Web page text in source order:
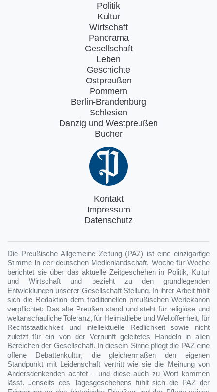
Politik
Kultur
Wirtschaft
Panorama
Gesellschaft
Leben
Geschichte
Ostpreußen
Pommern
Berlin-Brandenburg
Schlesien
Danzig und Westpreußen
Bücher
Kontakt
Impressum
Datenschutz
Die Preußische Allgemeine Zeitung (PAZ) ist eine einzigartige
Stimme in der deutschen Medienlandschaft. Woche für Woche
berichtet sie über das aktuelle Zeitgeschehen in Politik, Kultur
und Wirtschaft und bezieht zu den grundlegenden
Entwicklungen unserer Gesellschaft Stellung. In ihrer Arbeit fühlt
sich die Redaktion dem traditionellen preußischen Wertekanon
verpflichtet: Das alte Preußen stand und steht für religiöse und
weltanschauliche Toleranz, für Heimatliebe und Weltoffenheit, für
Rechtstaatlichkeit und intellektuelle Redlichkeit sowie nicht
zuletzt für ein von der Vernunft geleitetes Handeln in allen
Bereichen der Gesellschaft. In diesem Sinne pflegt die PAZ eine
offene Debattenkultur, die gleichermaßen den eigenen
Standpunkt mit Leidenschaft vertritt wie sie die Meinung von
Andersdenkenden achtet – und diese auch zu Wort kommen
lässt. Jenseits des Tagesgeschehens fühlt sich die PAZ der